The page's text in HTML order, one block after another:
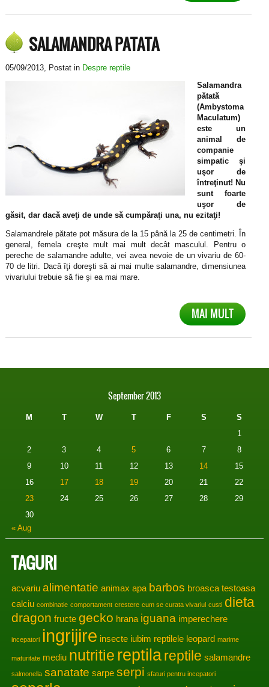
SALAMANDRA PATATA
05/09/2013, Postat in Despre reptile
Salamandra
pătată
(Ambystoma
Maculatum)
este un
animal de
companie
simpatic şi
uşor de
întreţinut! Nu
sunt foarte
uşor de
găsit, dar dacă aveţi de unde să cumpăraţi una, nu ezitaţi!
Salamandrele pătate pot măsura de la 15 până la 25 de centimetri. În
general, femela creşte mult mai mult decât masculul. Pentru o
pereche de salamandre adulte, vei avea nevoie de un vivariu de 60-
70 de litri. Dacă îţi doreşti să ai mai multe salamandre, dimensiunea
vivariului trebuie să fie şi ea mai mare.
MAI MULT
September 2013
M T W T F S
S
1
2
3 4 5 6 7
8
9
10 11 12 13 14
15
16
17 18 19 20 21
22
23
24 25 26 27 28
29
30
« Aug
TAGURI
acvariu alimentatie animax apa barbos broasca testoasa
calciu combinatie comportament crestere cum se curata vivariul custi dieta
dragon fructe gecko hrana iguana imperechere
incepatori ingrijire insecte iubim reptilele leopard marime
maturitate mediu nutritie reptilareptile salamandre
salmonella sanatate sarpe serpi sfaturi pentru incepatori